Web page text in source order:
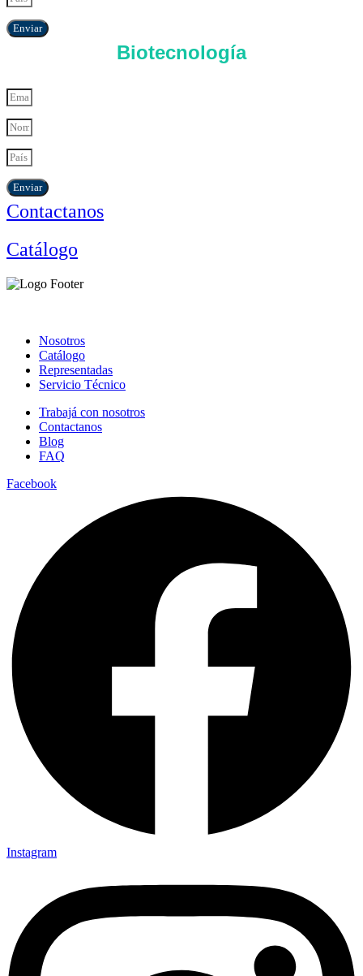
Enviar
Biotecnología
Enviar
Contactanos
Catálogo
Nosotros
Catálogo
Representadas
Servicio Técnico
Trabajá con nosotros
Contactanos
Blog
FAQ
Facebook
Instagram